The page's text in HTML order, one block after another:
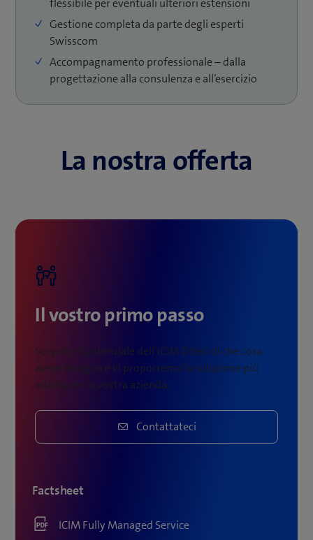
L’ICIM è perfetto anche per le aziende che utilizzano già
una soluzione ECM, ma desiderano renderla più
moderna o integrarla con ulteriori servizi come
soluzioni per input e output management o
archiviazione digitale.
flessibile per eventuali ulteriori estensioni
Gestione completa da parte degli esperti
Swisscom
Accompagnamento professionale ‒ dalla
progettazione alla consulenza e all’esercizio
La nostra offerta
Il vostro primo passo
Scoprite il potenziale dell’ICIM Diteci di che cosa
avete bisogno e vi proporremo la soluzione più
adatta per la vostra azienda.
Contattateci
Factsheet
ICIM Fully Managed Service